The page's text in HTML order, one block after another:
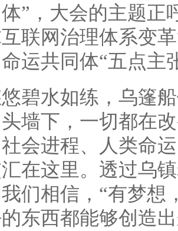
”，大会的主题正
联网治理体系变
运共同体“五点主
水如练，乌篷船
墙下，一切都在
会进程、人类命
在这里。透过乌
们相信，“有梦想
东西都能够创造